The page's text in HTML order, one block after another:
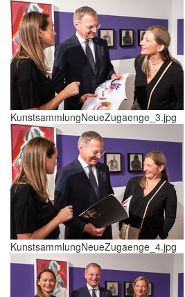
KunstsammlungNeueZugaenge_3.jpg
KunstsammlungNeueZugaenge_4.jpg